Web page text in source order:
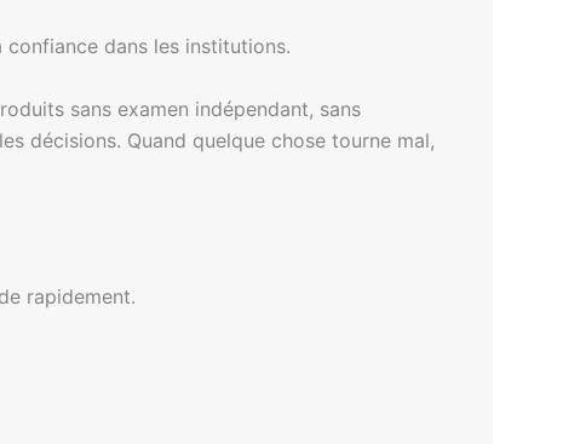
confiance dans les institutions.
sans examen indépendant, sans
décisions. Quand quelque chose tourne mal,
rapidement.